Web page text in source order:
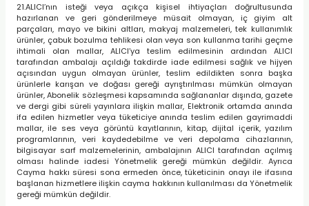
21.ALICI’nın isteği veya açıkça kişisel ihtiyaçları doğrultusunda
hazırlanan ve geri gönderilmeye müsait olmayan, iç giyim alt
parçaları, mayo ve bikini altları, makyaj malzemeleri, tek kullanımlık
ürünler, çabuk bozulma tehlikesi olan veya son kullanma tarihi geçme
ihtimali olan mallar, ALICI’ya teslim edilmesinin ardından ALICI
tarafından ambalajı açıldığı takdirde iade edilmesi sağlık ve hijyen
açısından uygun olmayan ürünler, teslim edildikten sonra başka
ürünlerle karışan ve doğası gereği ayrıştırılması mümkün olmayan
ürünler, Abonelik sözleşmesi kapsamında sağlananlar dışında, gazete
ve dergi gibi süreli yayınlara ilişkin mallar, Elektronik ortamda anında
ifa edilen hizmetler veya tüketiciye anında teslim edilen gayrimaddi
mallar, ile ses veya görüntü kayıtlarının, kitap, dijital içerik, yazılım
programlarının, veri kaydedebilme ve veri depolama cihazlarının,
bilgisayar sarf malzemelerinin, ambalajının ALICI tarafından açılmış
olması halinde iadesi Yönetmelik gereği mümkün değildir. Ayrıca
Cayma hakkı süresi sona ermeden önce, tüketicinin onayı ile ifasına
başlanan hizmetlere ilişkin cayma hakkının kullanılması da Yönetmelik
gereği mümkün değildir.